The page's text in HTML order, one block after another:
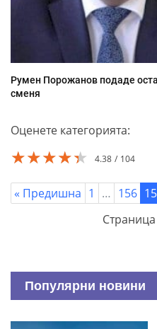
Румен Порожанов подаде
сменя
Оценете категорията:
★★★★★
★★★★★
★★★★★ 4.38 104
« Предишна 1 … 156
Популярни новини